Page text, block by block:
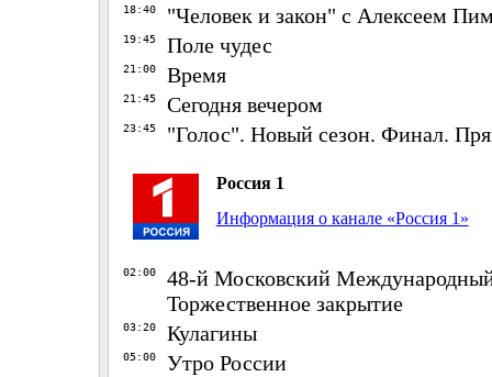
18:40 "Человек и закон" с Алексеем
19:45 Поле чудес
21:00 Время
21:45 Сегодня вечером
23:45 "Голос". Новый сезон. Финал.
Россия 1
Информация о канале «Россия 1»
02:00
48-й Московский
Торжественное закрытие
03:20 Кулагины
05:00 Утро России